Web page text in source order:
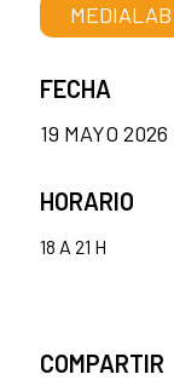
MEDIALAB
FECHA
19 MAYO
HORARIO
18 A 21 H
COMPARTIR